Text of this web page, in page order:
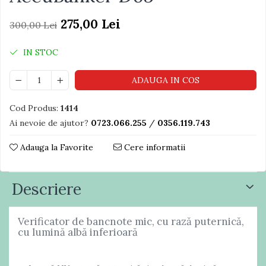
300,00 Lei 275,00 Lei
IN STOC
ADAUGA IN COS
Cod Produs: 1414
Ai nevoie de ajutor? 0723.066.255 / 0356.119.743
Adauga la Favorite Cere informatii
Descriere
Verificator de bancnote mic, cu rază puternică,
cu lumină albă inferioară